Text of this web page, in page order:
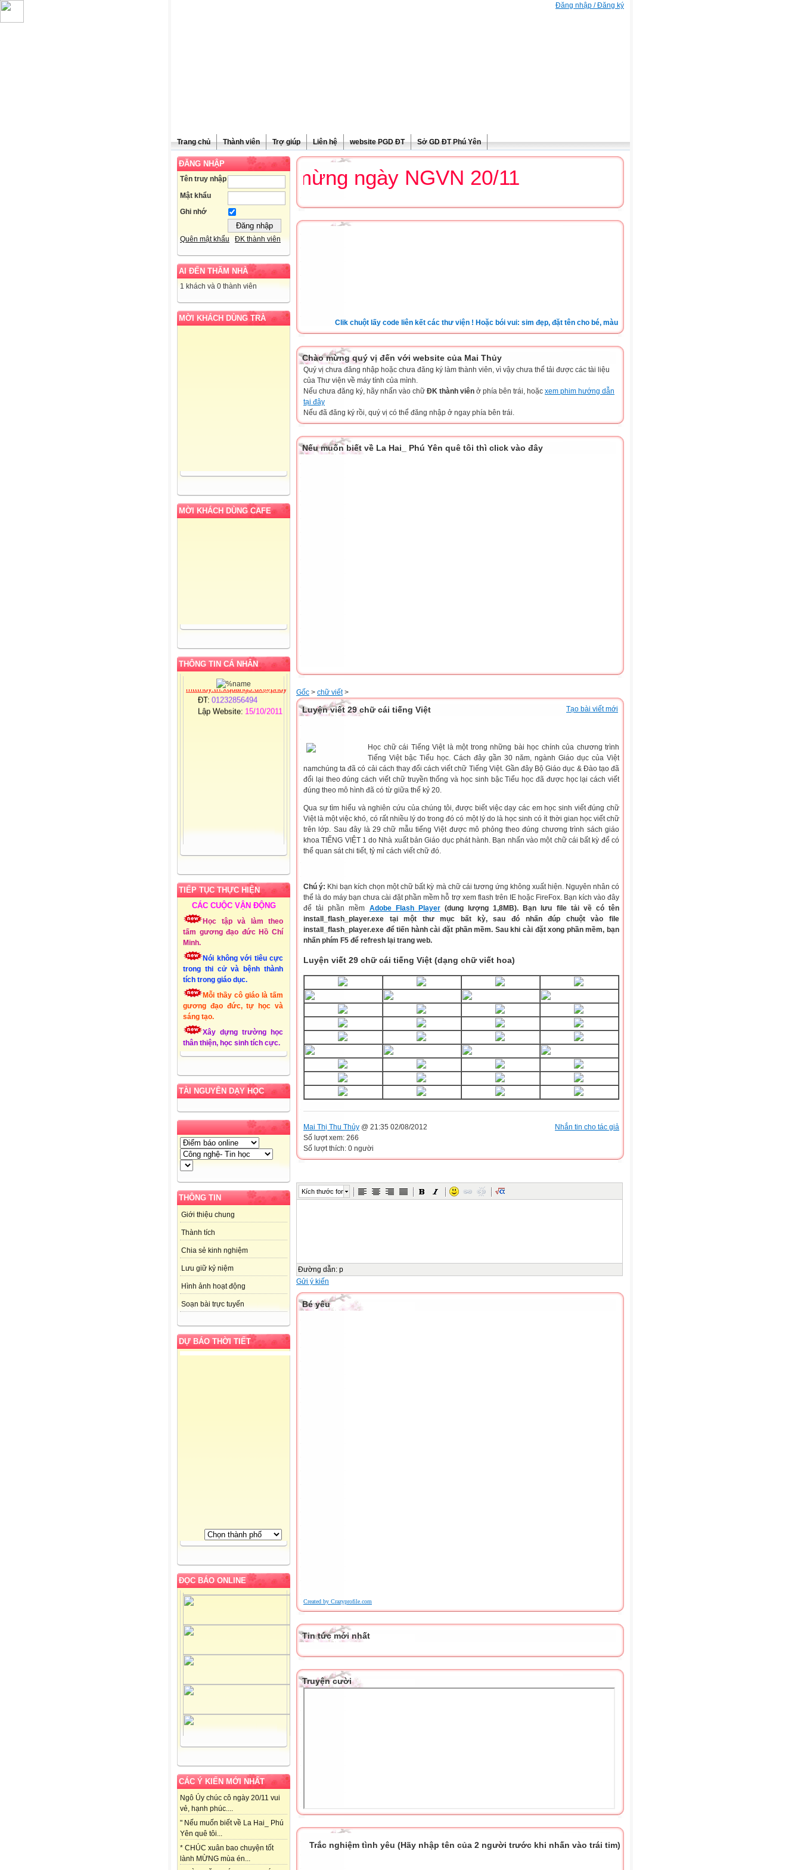
Đăng nhập / Đăng ký
Trang chủ Thành viên Trợ giúp Liên hệ website PGD ĐT Sở GD ĐT Phú Yên
ĐĂNG NHẬP
Tên truy nhập
Mật khẩu
Ghi nhớ
Quên mật khẩu ĐK thành viên
AI ĐẾN THĂM NHÀ
1 khách và 0 thành viên
MỜI KHÁCH DÙNG TRÀ
MỜI KHÁCH DÙNG CAFE
THÔNG TIN CÁ NHÂN
Chuyên môn: Lớp 1
Đồng Xuân - Phú Yên
Liên hệ Email:
mttthuy.th.xquang3.dx@phuyen.edu.vn.
01232856494
Lập Website: 15/10/2011
TIẾP TỤC THỰC HIỆN
CÁC CUỘC VẬN ĐỘNG
Học tập và làm theo
tấm gương đạo đức Hồ Chí
Minh.
Nói không với tiêu cực
trong thi cử và bệnh thành
tích trong giáo dục.
Mỗi thầy cô giáo là tấm
gương đạo đức, tự học và
sáng tạo.
Xây dựng trường học
thân thiện, học sinh tích cực.
TÀI NGUYÊN DẠY HỌC
THÔNG TIN
Giới thiệu chung
Thành tích
Chia sẻ kinh nghiệm
Lưu giữ kỷ niệm
Hình ảnh hoạt động
Soạn bài trực tuyến
DỰ BÁO THỜI TIẾT
ĐỌC BÁO ONLINE
CÁC Ý KIẾN MỚI NHẤT
Ngô Úy chúc cô ngày 20/11 vui
vẻ, hạnh phúc....
" Nếu muốn biết về La Hai_ Phú
Yên quê tôi...
* CHÚC xuân bao chuyện tốt
lành MỪNG mùa én...
Chúc mừng ngày NGVN 20/11
Clik chuột lấy code liên kết các thư viện ! Hoặc bói vui: sim đẹp, đặt tên cho bé, màu sắc xe, nốt ruồi, xem tuổi.v.v.v )
Chào mừng quý vị đến với website của Mai Thủy
Quý vị chưa đăng nhập hoặc chưa đăng ký làm thành viên, vì vậy chưa thể tải được các tài liệu
của Thư viện về máy tính của mình.
Nếu chưa đăng ký, hãy nhấn vào chữ ĐK thành viên ở phía bên trái, hoặc xem phim hướng dẫn
tại đây
Nếu đã đăng ký rồi, quý vị có thể đăng nhập ở ngay phía bên trái.
Nếu muốn biết về La Hai_ Phú Yên quê tôi thì click vào đây
Gốc > chữ viết>
Tạo bài viết mới
Luyện viết 29 chữ cái tiếng Việt
Học chữ cái Tiếng Việt là một trong những bài học chính của chương trình
Tiếng Việt bậc Tiểu học. Cách đây gần 30 năm, ngành Giáo dục của Việt
namchúng ta đã có cải cách thay đổi cách viết chữ Tiếng Việt. Gần đây Bộ Giáo dục & Đào tạo đã
đổi lại theo đúng cách viết chữ truyền thống và học sinh bậc Tiểu học đã được học lại cách viết
đúng theo mô hình đã có từ giữa thế kỷ 20.
Qua sự tìm hiểu và nghiên cứu của chúng tôi, được biết việc dạy các em học sinh viết đúng chữ
Việt là một việc khó, có rất nhiều lý do trong đó có một lý do là học sinh có ít thời gian học viết chữ
trên lớp. Sau đây là 29 chữ mẫu tiếng Việt được mô phỏng theo đúng chương trình sách giáo
khoa TIẾNG VIỆT 1 do Nhà xuất bản Giáo dục phát hành. Bạn nhấn vào một chữ cái bất kỳ để có
thể quan sát chi tiết, tỷ mỉ cách viết chữ đó.
Chú ý: Khi bạn kích chọn một chữ bất kỳ mà chữ cái tương ứng không xuất hiện. Nguyên nhân có
thể là do máy bạn chưa cài đặt phần mềm hỗ trợ xem flash trên IE hoặc FireFox. Bạn kích vào đây
để tải phần mềm Adobe Flash Player (dung lượng 1,8MB). Bạn lưu file tải về có tên
install_flash_player.exe tại một thư mục bất kỳ, sau đó nhấn đúp chuột vào file
install_flash_player.exe để tiến hành cài đặt phần mềm. Sau khi cài đặt xong phần mềm, bạn
nhấn phím F5 để refresh lại trang web.
Luyện viết 29 chữ cái tiếng Việt (dạng chữ viết hoa)
Nhắn tin cho tác giả
Mai Thị Thu Thủy @ 21:35 02/08/2012
Số lượt xem: 266
Số lượt thích: 0 người
Kích thước font
Đường dẫn: p
Gửi ý kiến
Bé yêu
Created by Crazyprofile.com
Tin tức mới nhất
Truyện cười
Trắc nghiệm tình yêu (Hãy nhập tên của 2 người trước khi nhấn vào trái tim)